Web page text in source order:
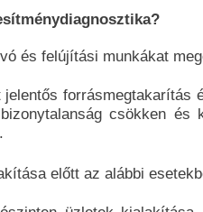
és felújítási munkákat
jelentős forrásmegtakarítás
csökken és
előtt az alábbi